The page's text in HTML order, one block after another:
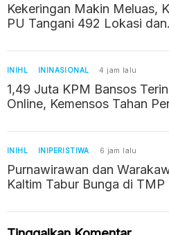
Kekeringan Makin Meluas,
PU Tangani 492 Lokasi dan
INIHL ININASIONAL 4 jam lalu
1,49 Juta KPM Bansos
Online, Kemensos Tahan
INIHL INIPERISTIWA 6 jam lalu
Purnawirawan dan
Kaltim Tabur Bunga di TMP